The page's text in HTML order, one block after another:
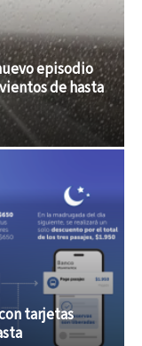
episodio
de hasta
tarjetas